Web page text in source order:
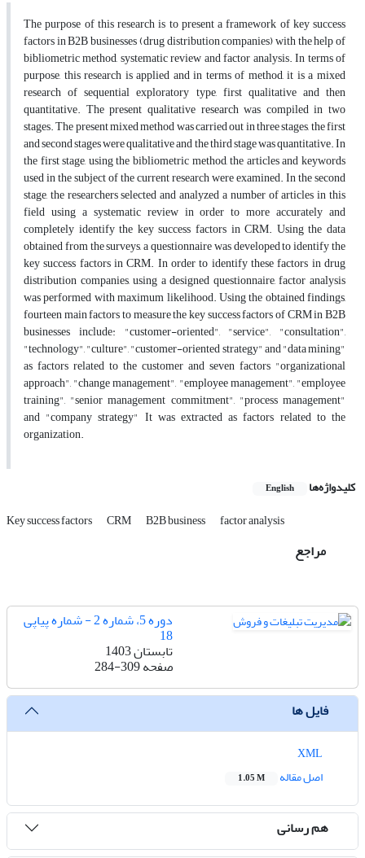
The purpose of this research is to present a framework of key success
factors in B2B businesses (drug distribution companies) with the help of
bibliometric method, systematic review and factor analysis. In terms of
purpose, this research is applied and in terms of method, it is a mixed
research of sequential exploratory type, first qualitative and then
quantitative. The present qualitative research was compiled in two
stages. The present mixed method was carried out in three stages, the first
and second stages were qualitative and the third stage was quantitative. In
the first stage, using the bibliometric method, the articles and keywords
used in the subject of the current research were examined. In the second
stage, the researchers selected and analyzed a number of articles in this
field using a systematic review in order to more accurately and
completely identify the key success factors in CRM. Using the data
obtained from the surveys, a questionnaire was developed to identify the
key success factors in CRM. In order to identify these factors in drug
distribution companies, using a designed questionnaire, factor analysis
was performed with maximum likelihood. Using the obtained findings,
fourteen main factors to measure the key success factors of CRM in B2B
businesses include: "customer-oriented", "service", "consultation",
"technology", "culture", "customer-oriented strategy" and "data mining"
as factors related to the customer and seven factors "organizational
approach", "change management", "employee management", "employee
training", "senior management commitment", "process management"
and "company strategy" It was extracted as factors related to the
organization.
کلیدواژه‌ها English
Key success factors CRM B2B business factor analysis
مراجع
دوره 5، شماره 2 - شماره پیاپی
18
تابستان 1403
صفحه284-309
فایل ها
اصل مقاله
1.05 M
هم رسانی